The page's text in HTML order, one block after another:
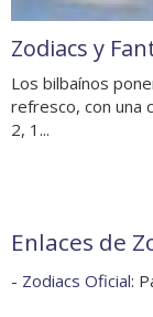
Zodiacs y
Los bilbaínos
refresco, con una
2, 1...
Enlaces de
- Zodiacs Oficial: